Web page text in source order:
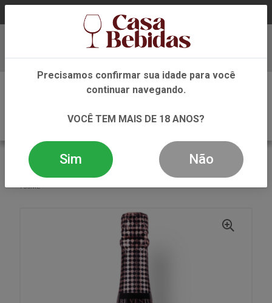
Baixe já nosso APP
VOLTAR
ESPUMANTE
ESPUMANTES
ESPUMANTE PERE VENTURA TRESOR BRUT ROSE
750ML
Precisamos confirmar sua idade para você
continuar navegando.
VOCÊ TEM MAIS DE 18 ANOS?
Sim Não